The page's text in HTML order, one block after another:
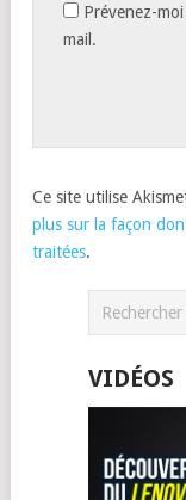
Prévenez-
mail.
Ce site utilise
plus sur la façon
traitées.
VIDÉOS